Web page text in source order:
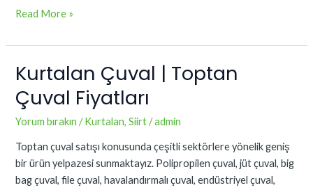
Read More »
Kurtalan Çuval | Toptan
Çuval Fiyatları
Yorum bırakın /Kurtalan,Siirt/admin
Toptan çuval satışı konusunda çeşitli sektörlere yönelik geniş
bir ürün yelpazesi sunmaktayız. Polipropilen çuval, jüt çuval, big
bag çuval, file çuval, havalandırmalı çuval, endüstriyel çuval,
Kurtalan
|
Toptan
Fiyatları